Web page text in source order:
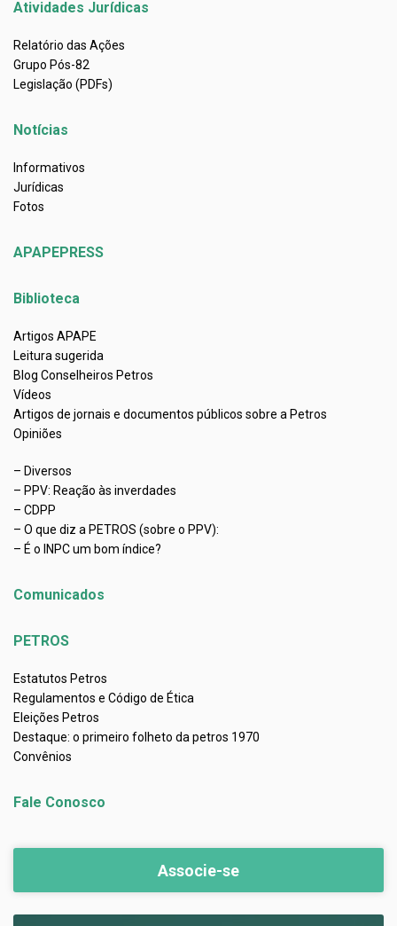
Atividades Jurídicas
Relatório das Ações
Grupo Pós-82
Legislação (PDFs)
Notícias
Informativos
Jurídicas
Fotos
APAPEPRESS
Biblioteca
Artigos APAPE
Leitura sugerida
Blog Conselheiros Petros
Vídeos
Artigos de jornais e documentos públicos sobre a Petros
Opiniões
– Diversos
– PPV: Reação às inverdades
– CDPP
– O que diz a PETROS (sobre o PPV):
– É o INPC um bom índice?
Comunicados
PETROS
Estatutos Petros
Regulamentos e Código de Ética
Eleições Petros
Destaque: o primeiro folheto da petros 1970
Convênios
Fale Conosco
Associe-se